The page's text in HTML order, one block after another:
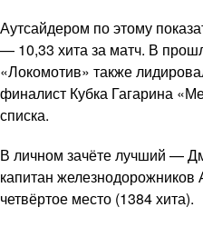
Аутсайдером по этому
— 10,33 хита за матч. В
«Локомотив» также
финалист Кубка Гагарина
списка.
В личном зачёте лучший —
капитан
четвёртое место (1384 хита).